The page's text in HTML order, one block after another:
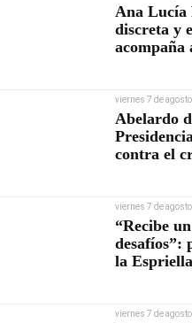
Ana Lucía
discreta y
acompaña
viernes 7 de
Abelardo
contra el
viernes 7 de
“Recibe
desafíos”:
la Espriella
viernes 7 de